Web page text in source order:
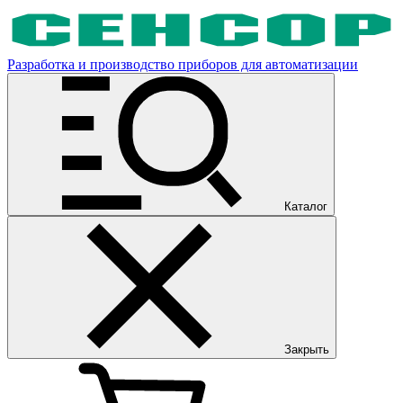
Разработка и производство приборов для автоматизации
Каталог
Закрыть